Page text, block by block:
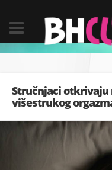
Stručnjaci otkrivaju
višestrukog